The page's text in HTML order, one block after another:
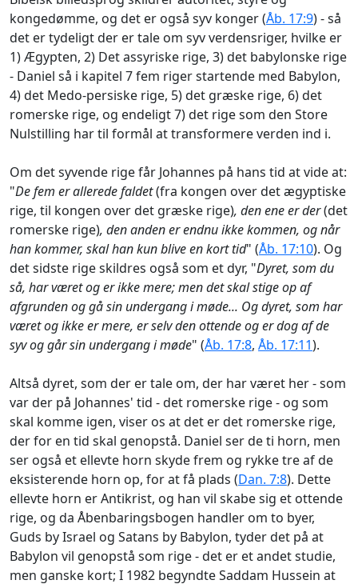
kongedømme, og det er også syv konger (Åb. 17:9) - så
det er tydeligt der er tale om syv verdensriger, hvilke er
1) Ægypten, 2) Det assyriske rige, 3) det babylonske rige
- Daniel så i kapitel 7 fem riger startende med Babylon,
4) det Medo-persiske rige, 5) det græske rige, 6) det
romerske rige, og endeligt 7) det rige som den Store
Nulstilling har til formål at transformere verden ind i.
Om det syvende rige får Johannes på hans tid at vide at:
"De fem er allerede faldet(fra kongen over det ægyptiske
rige, til kongen over det græske rige), den ene er der(det
romerske rige), den anden er endnu ikke kommen, og når
han kommer, skal han kun blive en kort tid" (Åb. 17:10). Og
det sidste rige skildres også som et dyr, "Dyret, som du
så, har været og er ikke mere; men det skal stige op af
afgrunden og gå sin undergang i møde... Og dyret, som har
været og ikke er mere, er selv den ottende og er dog af de
syv og går sin undergang i møde" (Åb. 17:8, Åb. 17:11).
Altså dyret, som der er tale om, der har været her - som
var der på Johannes' tid - det romerske rige - og som
skal komme igen, viser os at det er det romerske rige,
der for en tid skal genopstå. Daniel ser de ti horn, men
ser også et ellevte horn skyde frem og rykke tre af de
eksisterende horn op, for at få plads (Dan. 7:8). Dette
ellevte horn er Antikrist, og han vil skabe sig et ottende
rige, og da Åbenbaringsbogen handler om to byer,
Guds by Israel og Satans by Babylon, tyder det på at
Babylon vil genopstå som rige - det er et andet studie,
men ganske kort; I 1982 begyndte Saddam Hussein at